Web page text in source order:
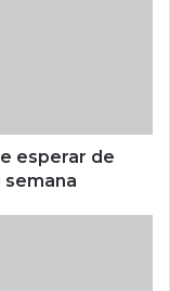
esperar de
semana